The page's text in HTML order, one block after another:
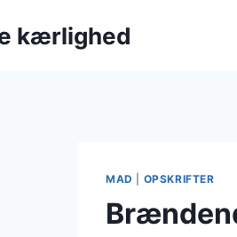
kærlighed
MAD OPSKRIFTER